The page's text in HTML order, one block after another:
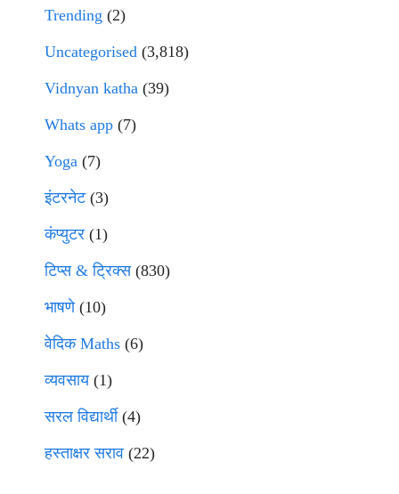
Trending (2)
Uncategorised (3,818)
Vidnyan katha (39)
Whats app (7)
Yoga (7)
इंटरनेट(3)
कंप्युटर (1)
टिप्स & ट्रिक्स(830)
भाषणे(10)
वेदिक Maths (6)
व्यवसाय(1)
सरल विद्यार्थी(4)
हस्ताक्षर सराव (22)